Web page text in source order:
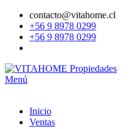
contacto@vitahome.cl
+56 9 8978 0299
+56 9 8978 0299
Menú
Inicio
Ventas